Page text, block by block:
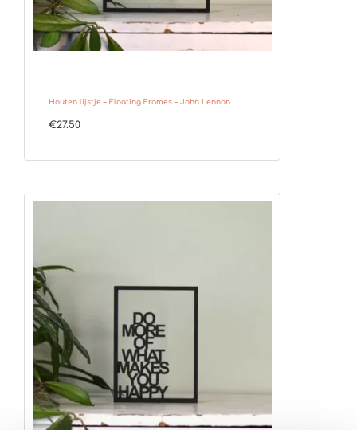
Houten lijstje – Floating Frames – John Lennon
€27.50